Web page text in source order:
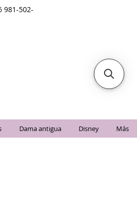
981-502-
Dama antigua Disney Más